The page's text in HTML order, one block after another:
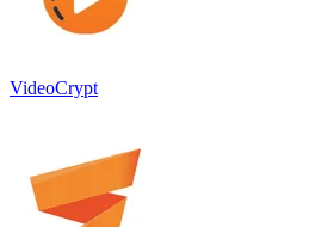
VideoCrypt